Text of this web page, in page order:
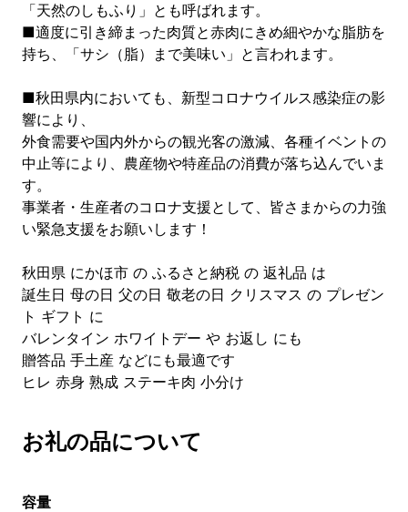
「天然のしもふり」とも呼ばれます。
■適度に引き締まった肉質と赤肉にきめ細やかな脂肪を
持ち、「サシ（脂）まで美味い」と言われます。
■秋田県内においても、新型コロナウイルス感染症の影
響により、
外食需要や国内外からの観光客の激減、各種イベントの
中止等により、農産物や特産品の消費が落ち込んでいま
す。
事業者・生産者のコロナ支援として、皆さまからの力強
い緊急支援をお願いします！
秋田県 にかほ市 の ふるさと納税 の 返礼品 は
誕生日 母の日 父の日 敬老の日 クリスマス の プレゼン
ト ギフト に
バレンタイン ホワイトデー や お返し にも
贈答品 手土産 などにも最適です
ヒレ 赤身 熟成 ステーキ肉 小分け
お礼の品について
容量